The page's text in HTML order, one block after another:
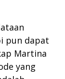
pun dapat
Martina
yang